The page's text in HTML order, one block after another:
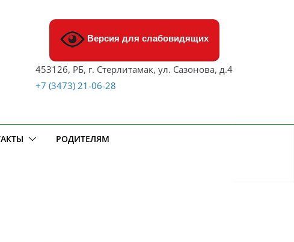
Версия для слабовидящих
453126, РБ, г. Стерлитамак, ул. Сазонова, д.4
+7 (3473) 21-06-28
РОДИТЕЛЯМ